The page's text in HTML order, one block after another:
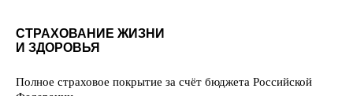
СТРАХОВАНИЕ ЖИЗНИ
И ЗДОРОВЬЯ
Полное страховое покрытие за счёт бюджета Российской